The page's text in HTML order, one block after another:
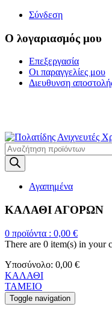
Σύνδεση
Ο λογαριασμός μου
Επεξεργασία
Οι παραγγελίες μου
Διευθυνση
Products
search
Αγαπημένα
ΚΑΛΑΘΙ ΑΓΟΡΩΝ
0 προϊόντα : 0,00 €
There are 0 item(s) in your
Υποσύνολο: 0,00 €
ΚΑΛΑΘΙ
ΤΑΜΕΙΟ
Toggle navigation